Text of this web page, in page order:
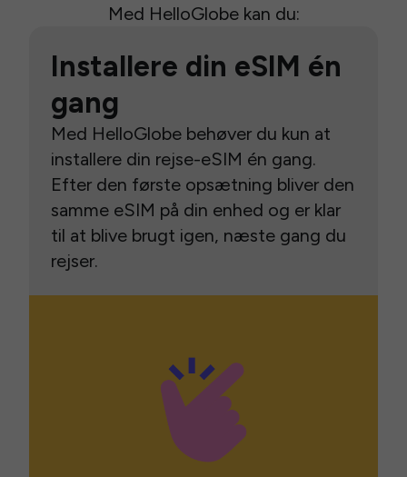
Med HelloGlobe kan du:
Installere din eSIM én
gang
Med HelloGlobe behøver du kun at
installere din rejse-eSIM én gang.
Efter den første opsætning bliver den
samme eSIM på din enhed og er klar
til at blive brugt igen, næste gang du
rejser.